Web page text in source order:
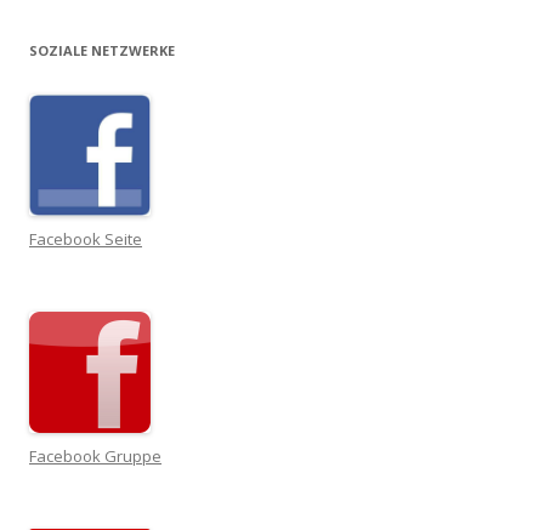
SOZIALE NETZWERKE
Facebook Seite
Facebook Gruppe